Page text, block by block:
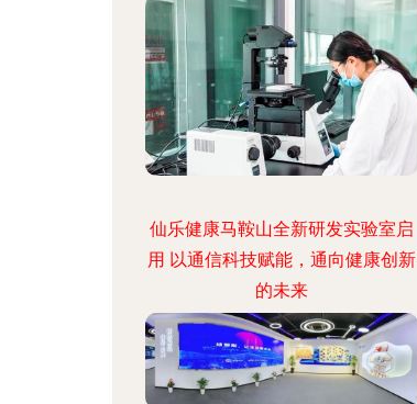
仙乐健康马鞍山全新研发实验室启
用 以通信科技赋能，通向健康创新
的未来